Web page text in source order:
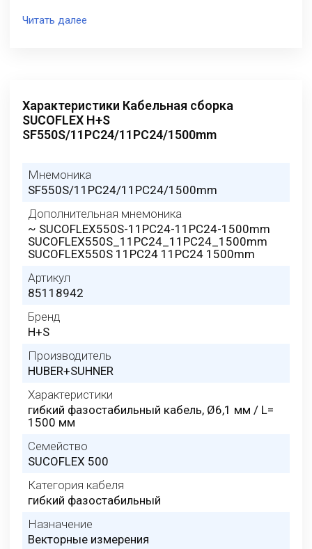
Читать далее
Характеристики Кабельная сборка
SUCOFLEX H+S
SF550S/11PC24/11PC24/1500mm
Мнемоника
SF550S/11PC24/11PC24/1500mm
Дополнительная мнемоника
~ SUCOFLEX550S-11PC24-11PC24-1500mm
SUCOFLEX550S_11PC24_11PC24_1500mm
SUCOFLEX550S 11PC24 11PC24 1500mm
Артикул
85118942
Бренд
H+S
Производитель
HUBER+SUHNER
Характеристики
гибкий фазостабильный кабель, Ø6,1 мм / L=
1500 мм
Семейство
SUCOFLEX 500
Категория кабеля
гибкий фазостабильный
Назначение
Векторные измерения